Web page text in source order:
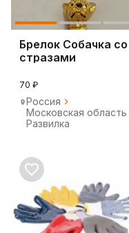
Брелок Собачка со
стразами
70 ₽
Россия
Московская область
Развилка